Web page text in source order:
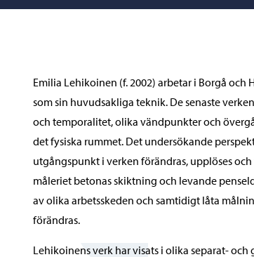
Emilia Lehikoinen (f. 2002) arbetar i Borgå och
som sin huvudsakliga teknik. De senaste
och temporalitet, olika vändpunkter och
det fysiska rummet. Det undersökande
utgångspunkt i verken förändras, upplöses
måleriet betonas skiktning och levande
av olika arbetsskeden och samtidigt låta
förändras.
Lehikoinens verk har visats i olika separat-